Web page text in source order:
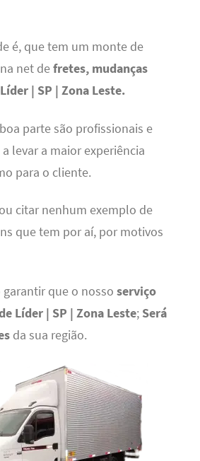
é, que tem um monte de
net defretes, mudanças
| SP | Zona Leste.
parte são profissionais e
levar a maior experiência
para o cliente.
citar nenhum exemplo de
que tem por aí, por motivos
que o nosso serviço
Líder | SP | Zona Leste; Será
da sua região.